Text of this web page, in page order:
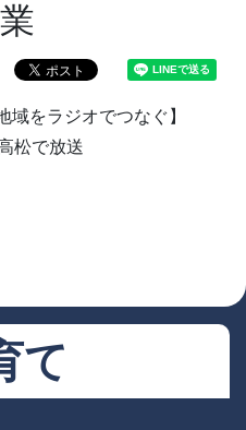
をラジオでつなぐ】
松で放送
て